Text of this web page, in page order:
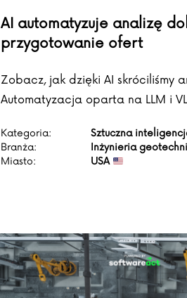
AI automatyzuje analizę
przygotowanie ofert
Zobacz, jak dzięki AI skróciliśmy
Automatyzacja oparta na LLM i
Kategoria:
Sztuczna
Branża:
Inżynieria
Miasto:
USA